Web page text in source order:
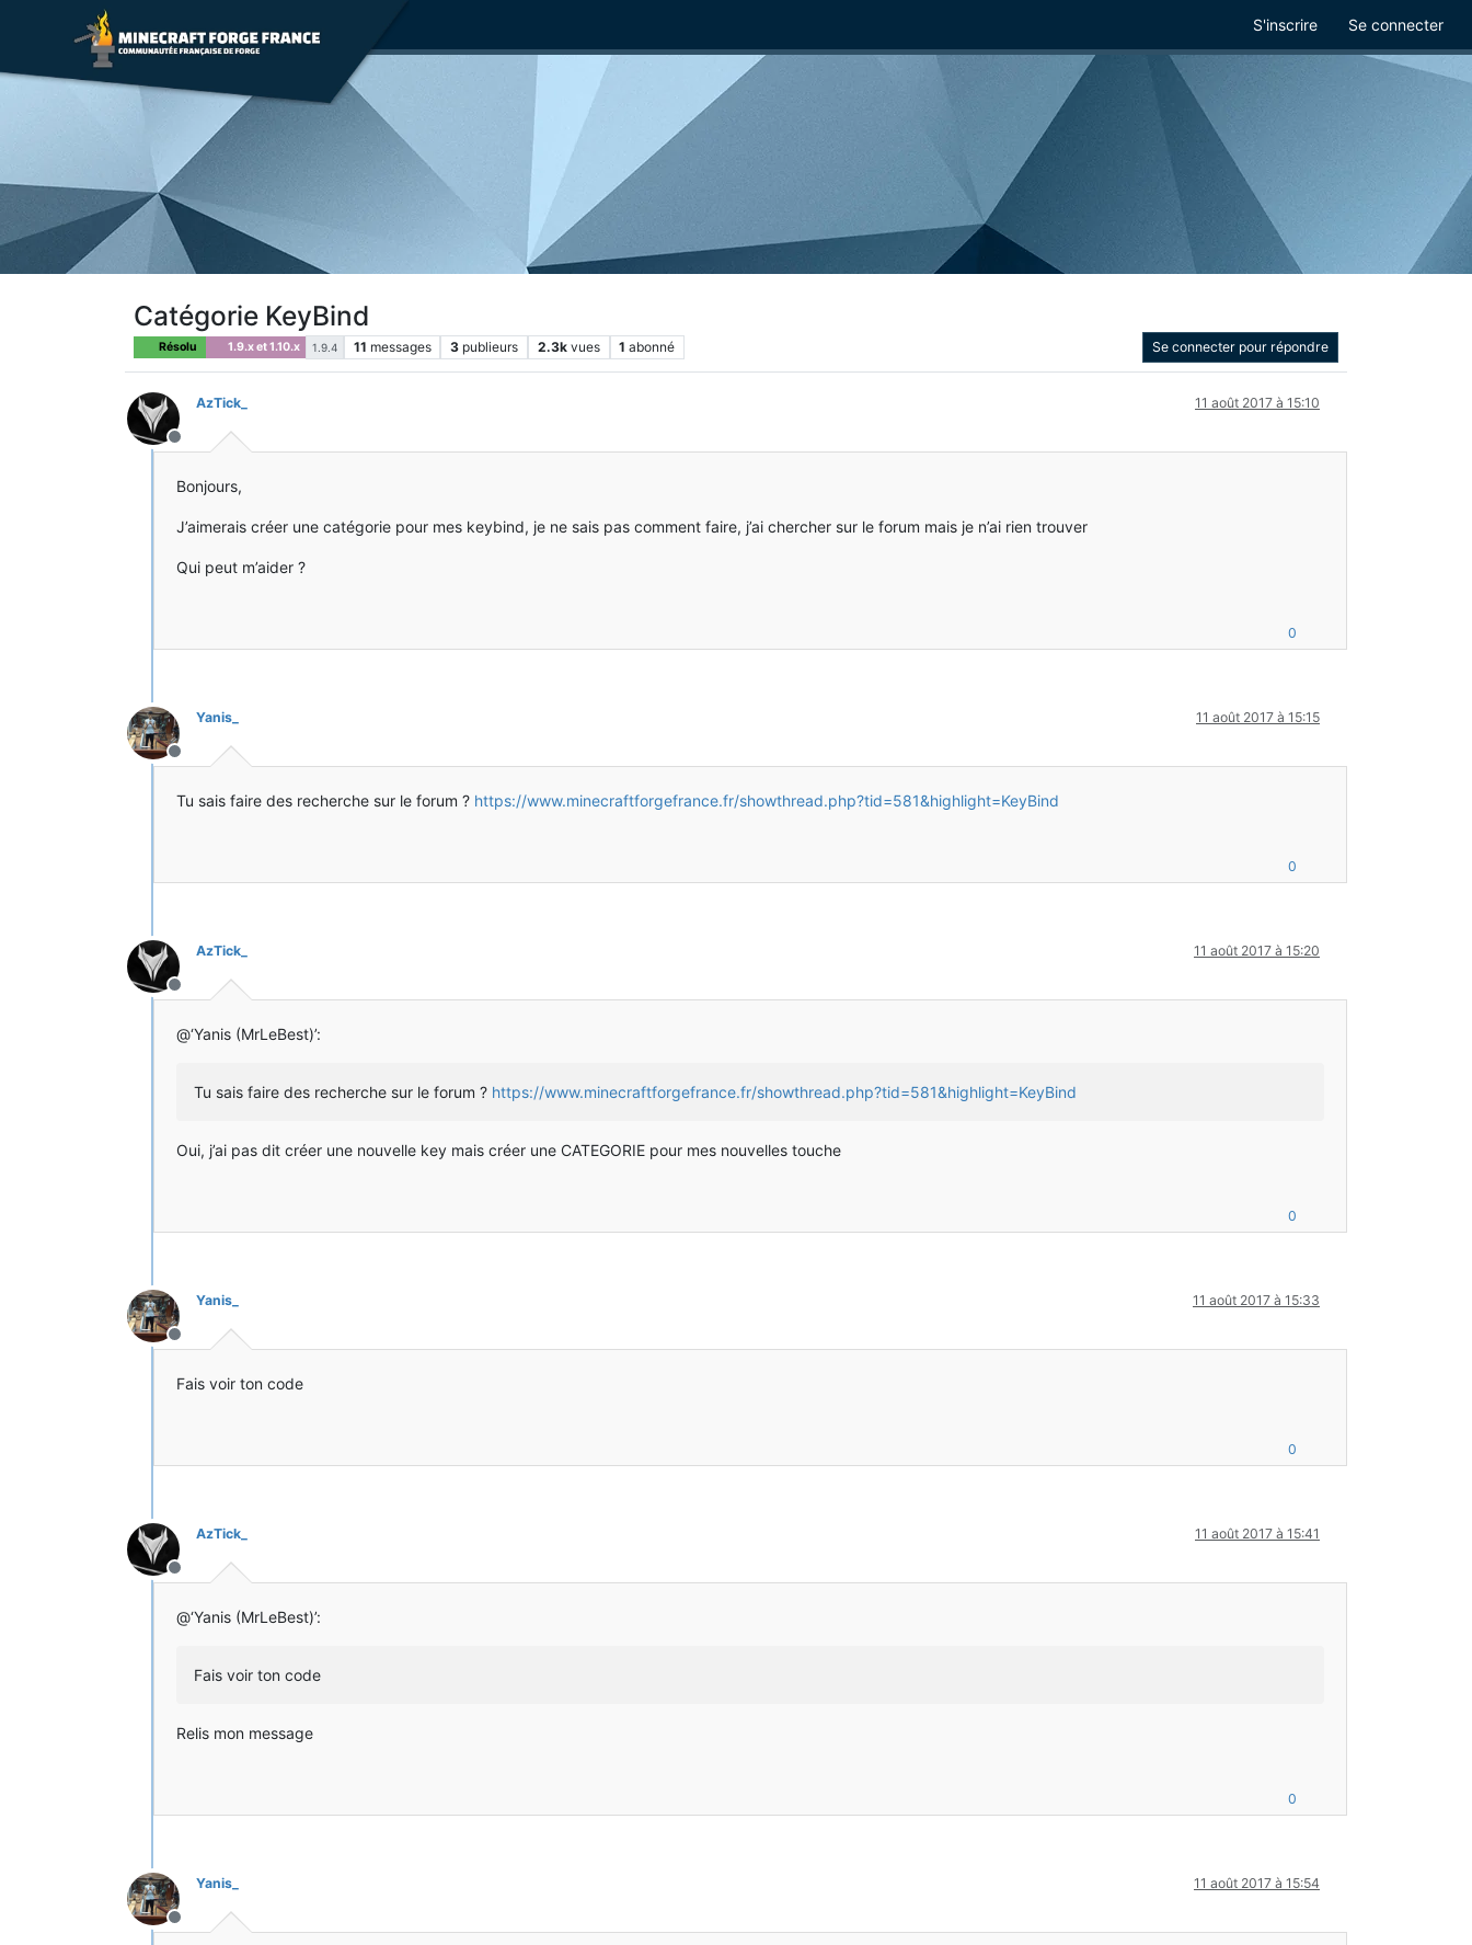
S'inscrire Se connecter
Catégorie KeyBind
Résolu 1.9.x et 1.10.x 1.9.4 11 messages 3 publieurs 2.3k vues 1 abonné Se connecter pour répondre
Hors-ligne
AzTick_ 11 août 2017 à 15:10
Bonjours,
J’aimerais créer une catégorie pour mes keybind, je ne sais pas comment faire, j’ai chercher sur le forum mais je n’ai rien trouver
Qui peut m’aider ?
0
Hors-ligne
Yanis_ 11 août 2017 à 15:15
Tu sais faire des recherche sur le forum ? https://www.minecraftforgefrance.fr/showthread.php?tid=581&highlight=KeyBind
0
Hors-ligne
AzTick_ 11 août 2017 à 15:20
@‘Yanis (MrLeBest)’:
Tu sais faire des recherche sur le forum ? https://www.minecraftforgefrance.fr/showthread.php?tid=581&highlight=KeyBind
Oui, j’ai pas dit créer une nouvelle key mais créer une CATEGORIE pour mes nouvelles touche
0
Hors-ligne
Yanis_ 11 août 2017 à 15:33
Fais voir ton code
0
Hors-ligne
AzTick_ 11 août 2017 à 15:41
@‘Yanis (MrLeBest)’:
Fais voir ton code
Relis mon message
0
Hors-ligne
Yanis_ 11 août 2017 à 15:54